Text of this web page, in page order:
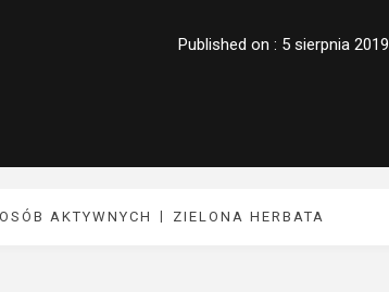
Published on : 5 sierpnia 2019
AKTYWNYCH ZIELONA HERBATA